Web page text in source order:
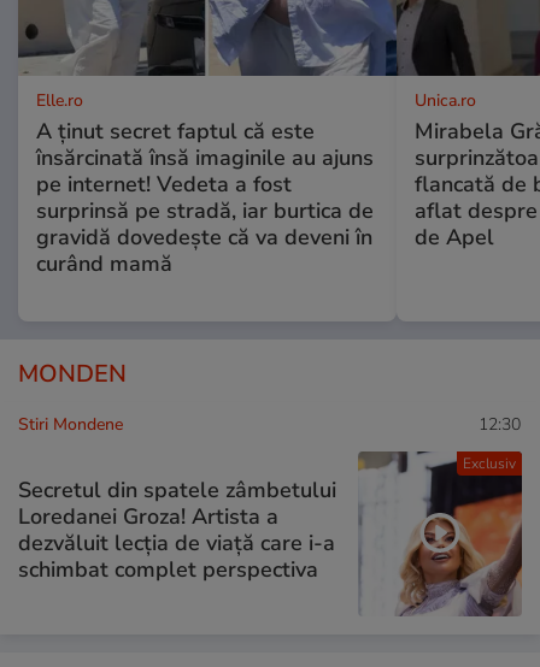
Elle.ro
A ținut secret faptul că este
însărcinată însă imaginile au ajuns
pe internet! Vedeta a fost
surprinsă pe stradă, iar burtica de
gravidă dovedește că va deveni în
curând mamă
Unica.ro
Mirabela
flancată de
aflat
de Apel
MONDEN
Exclusiv
Stiri Mondene 12:30
Secretul din spatele zâmbetului
Loredanei Groza! Artista a
dezvăluit lecția de viață care i-a
schimbat complet perspectiva